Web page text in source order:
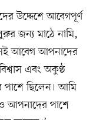
উদ্দেশে আবেগপূর্ণ
জন্য মাঠে নামি,
আবেগ আপনাদের
এবং অকুণ্ঠ
ছিলেন। আমি
আপনাদের পাশে